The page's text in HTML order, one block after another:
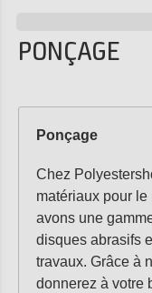
PONÇAGE
Ponçage
Chez
matériaux pour
avons une
disques abrasifs
travaux. Grâce à
donnerez à votre